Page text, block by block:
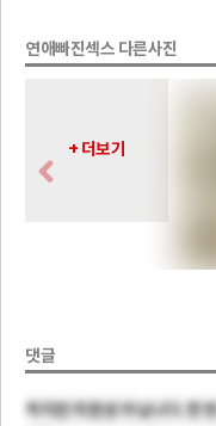
연애빠진섹스 다른사진
+ 더보기
댓글
하지만 미완성 아닙니다. 한